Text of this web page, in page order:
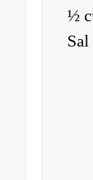
½
Sal